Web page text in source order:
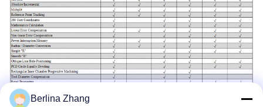
Berlina Zhang